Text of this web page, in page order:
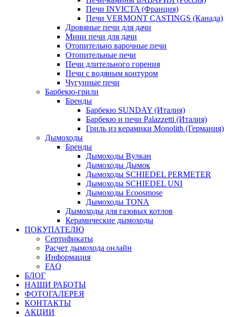
Печи INVICTA (Франция)
Печи VERMONT CASTINGS (Канада)
Дровяные печи для дачи
Мини печи для дачи
Отопительно варочные печи
Отопительные печи
Печи длительного горения
Печи с водяным контуром
Чугунные печи
Барбекю-грили
Бренды
Барбекю SUNDAY (Италия)
Барбекю и печи Palazzetti (Италия)
Гриль из керамики Monolith (Германия)
Дымоходы
Бренды
Дымоходы Вулкан
Дымоходы Дымок
Дымоходы SCHIEDEL PERMETER
Дымоходы SCHIEDEL UNI
Дымоходы Ecoosmose
Дымоходы TONA
Дымоходы для газовых котлов
Керамические дымоходы
ПОКУПАТЕЛЮ
Сертификаты
Расчет дымохода онлайн
Информация
FAQ
БЛОГ
НАШИ РАБОТЫ
ФОТОГАЛЕРЕЯ
КОНТАКТЫ
АКЦИИ